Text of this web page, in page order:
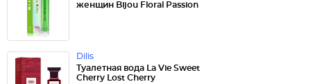
женщин Bijou Floral Passion
Dilis
Туалетная вода La Vie Sweet
Cherry Lost Cherry